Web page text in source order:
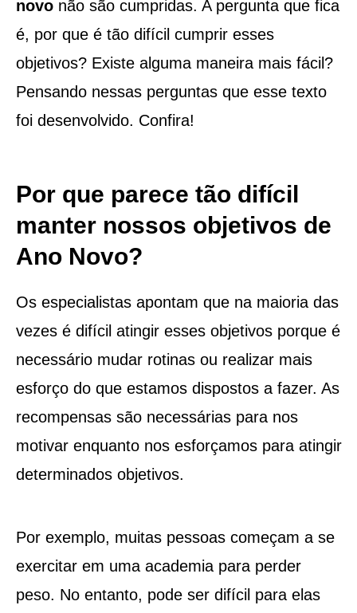
novonão são cumpridas. A pergunta que fica
é, por que é tão difícil cumprir esses
objetivos? Existe alguma maneira mais fácil?
Pensando nessas perguntas que esse texto
foi desenvolvido. Confira!
Por que parece tão difícil
manter nossos objetivos de
Ano Novo?
Os especialistas apontam que na maioria das
vezes é difícil atingir esses objetivos porque é
necessário mudar rotinas ou realizar mais
esforço do que estamos dispostos a fazer. As
recompensas são necessárias para nos
motivar enquanto nos esforçamos para atingir
determinados objetivos.
Por exemplo, muitas pessoas começam a se
exercitar em uma academia para perder
peso. No entanto, pode ser difícil para elas